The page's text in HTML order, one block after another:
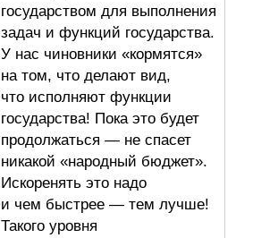
государством для выполнения
задач и функций государства.
У нас чиновники «кормятся»
на том, что делают вид,
что исполняют функции
государства! Пока это будет
продолжаться — не спасет
никакой «народный бюджет».
Искоренять это надо
и чем быстрее — тем лучше!
Такого уровня